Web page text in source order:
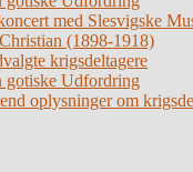
med Slesvigske
(1898-1918)
krigsdeltagere
gotiske Udfordring
oplysninger om